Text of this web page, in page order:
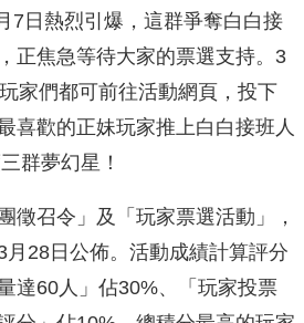
7日熱烈引爆，這群爭奪白白接
正焦急等待大家的票選支持。3
家們都可前往活動網頁，投下
喜歡的正妹玩家推上白白接班人
群夢幻星！
徵召令」及「玩家票選活動」，
28日公佈。活動成績計算評分
達60人」佔30%、「玩家投票